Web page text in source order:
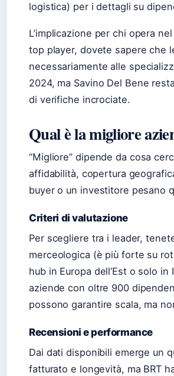
logistica) per i dettagli su
L’implicazione per chi opera
top player, dovete sapere che
necessariamente alle
2024, ma Savino Del Bene
di verifiche incrociate.
Qual è la migliore
“Migliore” dipende da cosa
affidabilità, copertura
buyer o un investitore pesano
Criteri di valutazione
Per scegliere tra i leader,
merceologica (è più forte su
hub in Europa dell’Est o solo
aziende con oltre 900
possono garantire scala, ma
Recensioni e performance
Dai dati disponibili emerge un
fatturato e longevità, ma BRT